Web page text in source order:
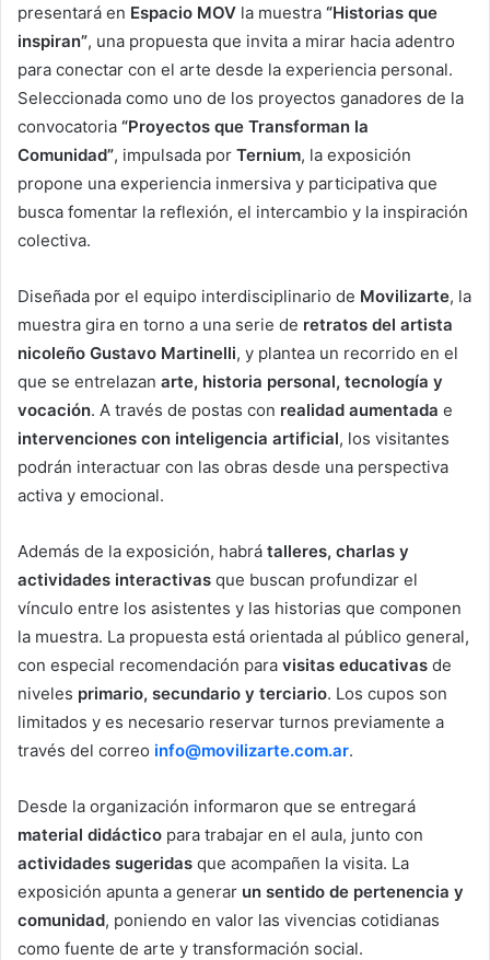
presentará en Espacio MOV la muestra “Historias que
inspiran”, una propuesta que invita a mirar hacia adentro
para conectar con el arte desde la experiencia personal.
Seleccionada como uno de los proyectos ganadores de la
convocatoria “Proyectos que Transforman la
Comunidad”, impulsada por Ternium, la exposición
propone una experiencia inmersiva y participativa que
busca fomentar la reflexión, el intercambio y la inspiración
colectiva.
Diseñada por el equipo interdisciplinario de Movilizarte, la
muestra gira en torno a una serie de retratos del artista
nicoleño Gustavo Martinelli, y plantea un recorrido en el
que se entrelazan arte, historia personal, tecnología y
vocación. A través de postas con realidad aumentada e
intervenciones con inteligencia artificial, los visitantes
podrán interactuar con las obras desde una perspectiva
activa y emocional.
Además de la exposición, habrá talleres, charlas y
actividades interactivas que buscan profundizar el
vínculo entre los asistentes y las historias que componen
la muestra. La propuesta está orientada al público general,
con especial recomendación para visitas educativas de
niveles primario, secundario y terciario. Los cupos son
limitados y es necesario reservar turnos previamente a
través del correo info@movilizarte.com.ar.
Desde la organización informaron que se entregará
material didáctico para trabajar en el aula, junto con
actividades sugeridas que acompañen la visita. La
exposición apunta a generar un sentido de pertenencia y
comunidad, poniendo en valor las vivencias cotidianas
como fuente de arte y transformación social.